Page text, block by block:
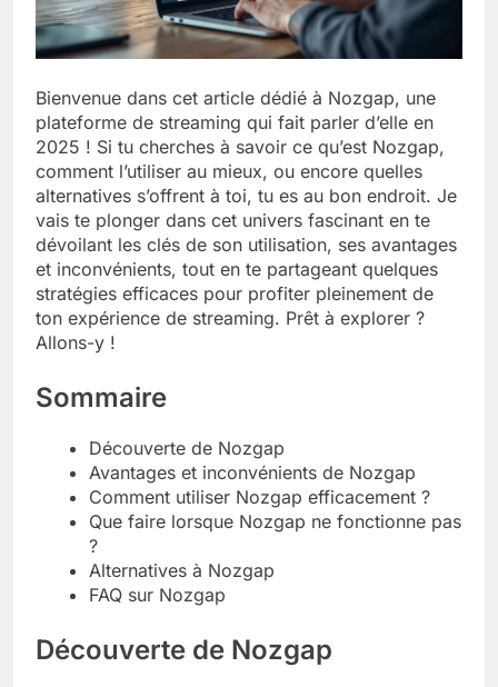
Liste complète des marques
4 Mois Ago
Tout savoir sur les impatiens de
nouvelle guinée : culture et entretien
5 Mois Ago
Quels sont les inconvénients de
l’eucalyptus gunnii pour votre jardin
À partir de quel montant la CAF porte
plainte : comprendre les seuils à
connaître
5 Mois Ago
Découvrir pourquoi des trous dans le
jardin sans monticule apparaissent et
Bienvenue dans cet article dédié à Nozgap, une
plateforme de streaming qui fait parler d’elle en
2025 ! Si tu cherches à savoir ce qu’est Nozgap,
comment l’utiliser au mieux, ou encore quelles
alternatives s’offrent à toi, tu es au bon endroit. Je
vais te plonger dans cet univers fascinant en te
dévoilant les clés de son utilisation, ses avantages
et inconvénients, tout en te partageant quelques
stratégies efficaces pour profiter pleinement de
ton expérience de streaming. Prêt à explorer ?
Allons-y !
Sommaire
Découverte de Nozgap
Avantages et inconvénients de Nozgap
Comment utiliser Nozgap efficacement ?
Que faire lorsque Nozgap ne fonctionne pas
?
Alternatives à Nozgap
FAQ sur Nozgap
Découverte de Nozgap